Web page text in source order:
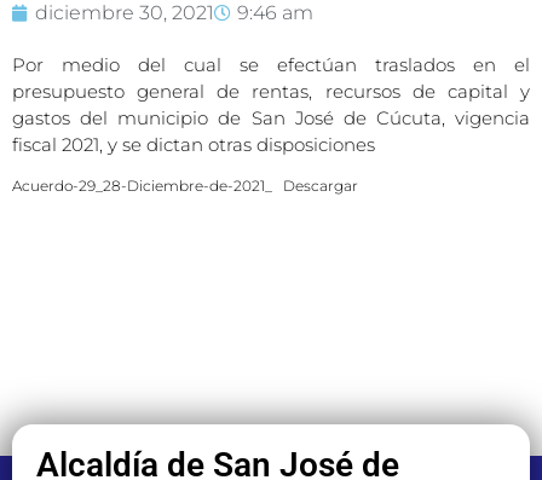
diciembre 30, 2021 9:46 am
Por medio del cual se efectúan traslados en el
presupuesto general de rentas, recursos de capital y
gastos del municipio de San José de Cúcuta, vigencia
fiscal 2021, y se dictan otras disposiciones
Acuerdo-29_28-Diciembre-de-2021_ Descargar
Alcaldía de San José de